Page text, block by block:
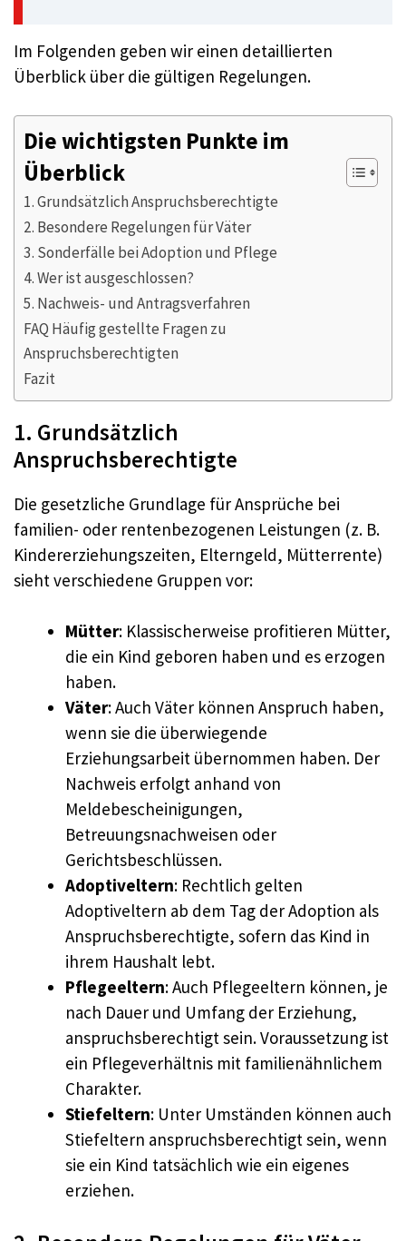
Im Folgenden geben wir einen detaillierten
Überblick über die gültigen Regelungen.
Die wichtigsten Punkte im
Überblick
1. Grundsätzlich Anspruchsberechtigte
2. Besondere Regelungen für Väter
3. Sonderfälle bei Adoption und Pflege
4. Wer ist ausgeschlossen?
5. Nachweis- und Antragsverfahren
FAQ Häufig gestellte Fragen zu
Anspruchsberechtigten
Fazit
1. Grundsätzlich
Anspruchsberechtigte
Die gesetzliche Grundlage für Ansprüche bei
familien- oder rentenbezogenen Leistungen (z. B.
Kindererziehungszeiten, Elterngeld, Mütterrente)
sieht verschiedene Gruppen vor:
Mütter: Klassischerweise profitieren Mütter,
die ein Kind geboren haben und es erzogen
haben.
Väter: Auch Väter können Anspruch haben,
wenn sie die überwiegende
Erziehungsarbeit übernommen haben. Der
Nachweis erfolgt anhand von
Meldebescheinigungen,
Betreuungsnachweisen oder
Gerichtsbeschlüssen.
Adoptiveltern: Rechtlich gelten
Adoptiveltern ab dem Tag der Adoption als
Anspruchsberechtigte, sofern das Kind in
ihrem Haushalt lebt.
Pflegeeltern: Auch Pflegeeltern können, je
nach Dauer und Umfang der Erziehung,
anspruchsberechtigt sein. Voraussetzung ist
ein Pflegeverhältnis mit familienähnlichem
Charakter.
Stiefeltern: Unter Umständen können auch
Stiefeltern anspruchsberechtigt sein, wenn
sie ein Kind tatsächlich wie ein eigenes
erziehen.